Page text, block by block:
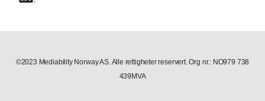
©2023 Mediability Norway AS. Alle rettigheter reservert. Org nr.: NO979 738
439MVA